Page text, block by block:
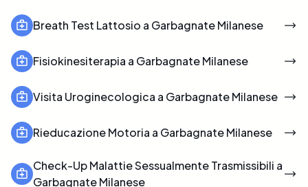
Breath Test Lattosio a Garbagnate Milanese
Fisiokinesiterapia a Garbagnate Milanese
Visita Uroginecologica a Garbagnate Milanese
Rieducazione Motoria a Garbagnate Milanese
Check-Up Malattie Sessualmente Trasmissibili a
Garbagnate Milanese